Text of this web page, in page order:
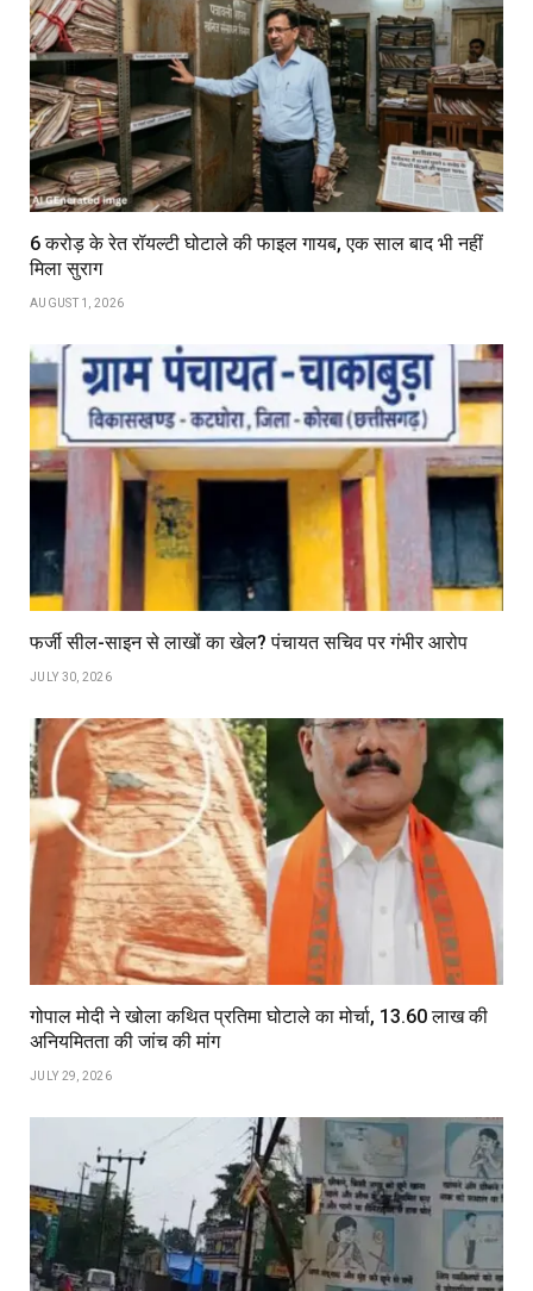
6 करोड़ के रेत रॉयल्टी घोटाले की फाइल गायब, एक साल बाद भी नहीं
मिला सुराग
AUGUST 1, 2026
फर्जी सील-साइन से लाखों का खेल? पंचायत सचिव पर गंभीर आरोप
JULY 30, 2026
गोपाल मोदी ने खोला कथित प्रतिमा घोटाले का मोर्चा, ₹13.60 लाख की
अनियमितता की जांच की मांग
JULY 29, 2026